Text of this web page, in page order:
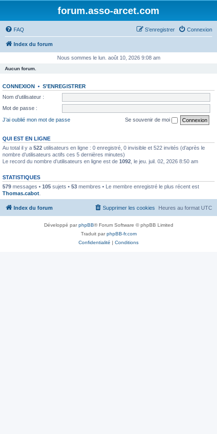
forum.asso-arcet.com
FAQ Connexion
S’enregistrer
Index du forum
Nous sommes le lun. août 10, 2026 9:08 am
Aucun forum.
CONNEXION • S’ENREGISTRER
Nom d’utilisateur :
Mot de passe :
J’ai oublié mon mot de passe
Se souvenir de moi
QUI EST EN LIGNE
Au total il y a 522 utilisateurs en ligne : 0 enregistré, 0 invisible et 522 invités (d’après le
nombre d’utilisateurs actifs ces 5 dernières minutes)
Le record du nombre d’utilisateurs en ligne est de 1092 , le jeu. juil. 02, 2026 8:50 am
STATISTIQUES
579 messages • 105 sujets • 53 membres • Le membre enregistré le plus récent est
Thomas.cabot
Index du forum Heures au format UTC
Supprimer les cookies
Développé parphpBB® Forum Software © phpBB Limited
Traduit parphpBB-fr.com
Confidentialité | Conditions